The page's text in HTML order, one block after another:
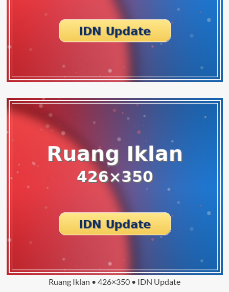
Ruang Iklan • 426×350 • IDN Update